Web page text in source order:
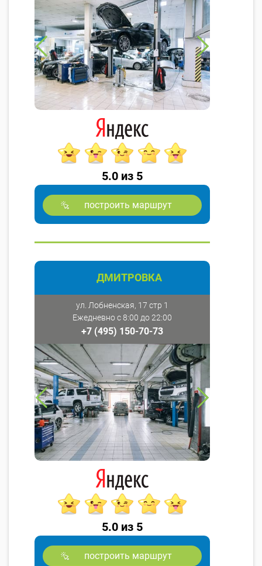
5.0 из 5
построить маршрут
ДМИТРОВКА
ул. Лобненская, 17 стр 1
Ежедневно с 8:00 до 22:00
+7 (495) 150-70-73
5.0 из 5
построить маршрут